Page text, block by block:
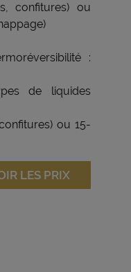
confitures) ou
:
de liquides
ou 15-
LES PRIX